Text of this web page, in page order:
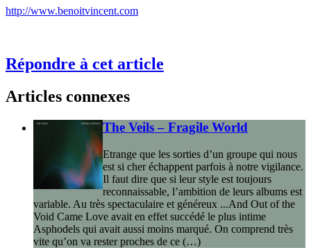
http://www.benoitvincent.com
Répondre à cet article
Articles connexes
The Veils – Fragile World
Etrange que les sorties d’un groupe qui nous
est si cher échappent parfois à notre vigilance.
Il faut dire que si leur style est toujours
reconnaissable, l’ambition de leurs albums est
variable. Au très spectaculaire et généreux ...And Out of the
Void Came Love avait en effet succédé le plus intime
Asphodels qui avait aussi moins marqué. On comprend très
vite qu’on va rester proches de ce (…)